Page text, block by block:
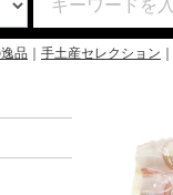
品 手土産セレクション